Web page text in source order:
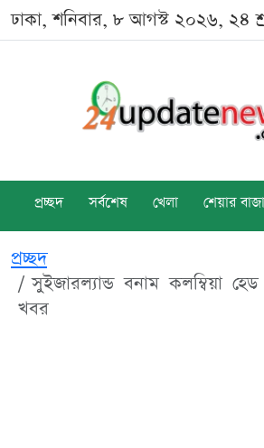
ঢাকা, শনিবার, ৮ আগস্ট ২০২৬, ২৪
প্রচ্ছদ সর্বশেষ খেলা শেয়ার
প্রচ্ছদ
সুইজারল্যান্ড বনাম কলম্বিয়া
খবর